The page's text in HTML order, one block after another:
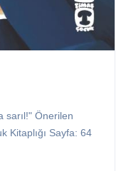
sarıl!" Önerilen
Kitaplığı Sayfa: 64